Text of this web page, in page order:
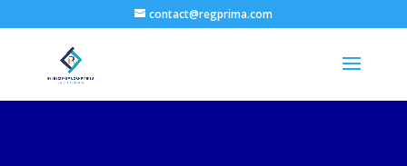
contact@regprima.com